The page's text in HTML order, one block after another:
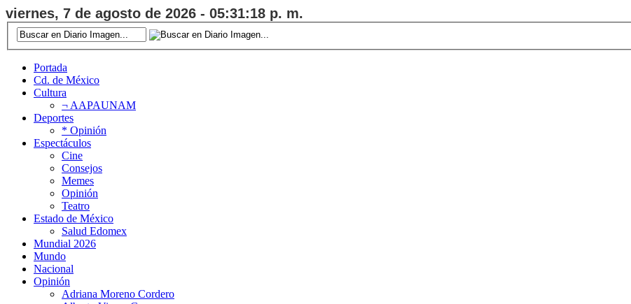
viernes, 7 de agosto de 2026 - 05:31:19 p. m.
Portada
Cd. de México
Cultura
¬ AAPAUNAM
Deportes
* Opinión
Espectáculos
Cine
Consejos
Memes
Opinión
Teatro
Estado de México
Salud Edomex
Mundial 2026
Mundo
Nacional
Opinión
Adriana Moreno Cordero